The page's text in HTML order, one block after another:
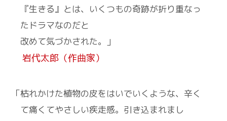
『生きる』とは、いくつもの奇跡が折り重なっ
たドラマなのだと
改めて気づかされた。」
岩代太郎（作曲家）
「枯れかけた植物の皮をはいでいくような、 辛く
て痛くてやさしい疾走感。引き込まれまし